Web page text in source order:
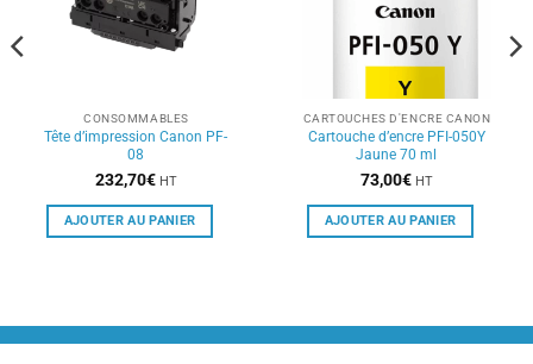
CONSOMMABLES
Tête d’impression Canon PF-
08
232,70€ HT
AJOUTER AU PANIER
CARTOUCHES D'ENCRE CANON
Cartouche d’encre PFI-050Y
Jaune 70 ml
73,00€ HT
AJOUTER AU PANIER